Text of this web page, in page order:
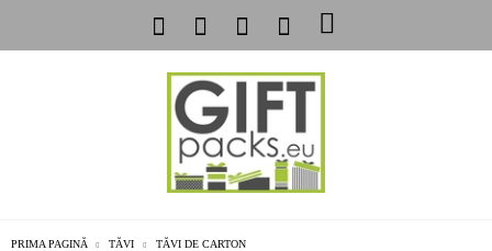
PRIMA PAGINĂ TĂVI TĂVI DE CARTON